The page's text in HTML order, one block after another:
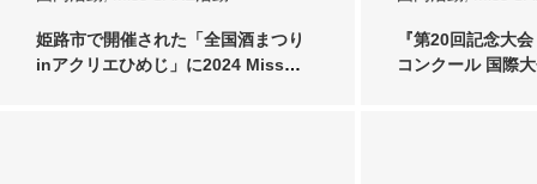
姫路市で開催された「全国酒まつり
inアクリエひめじ」に2024 Miss
『第20回記念大
コンクール 国際